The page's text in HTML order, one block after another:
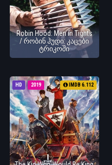
Robin Hood: Men in Tights
/ რობინ ჰუდი: კაცები
ტრიკოში
HD 2019 IMDB 6.112